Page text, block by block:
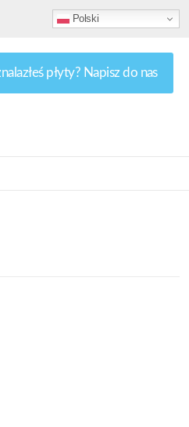
Polski
płyty? Napisz do nas